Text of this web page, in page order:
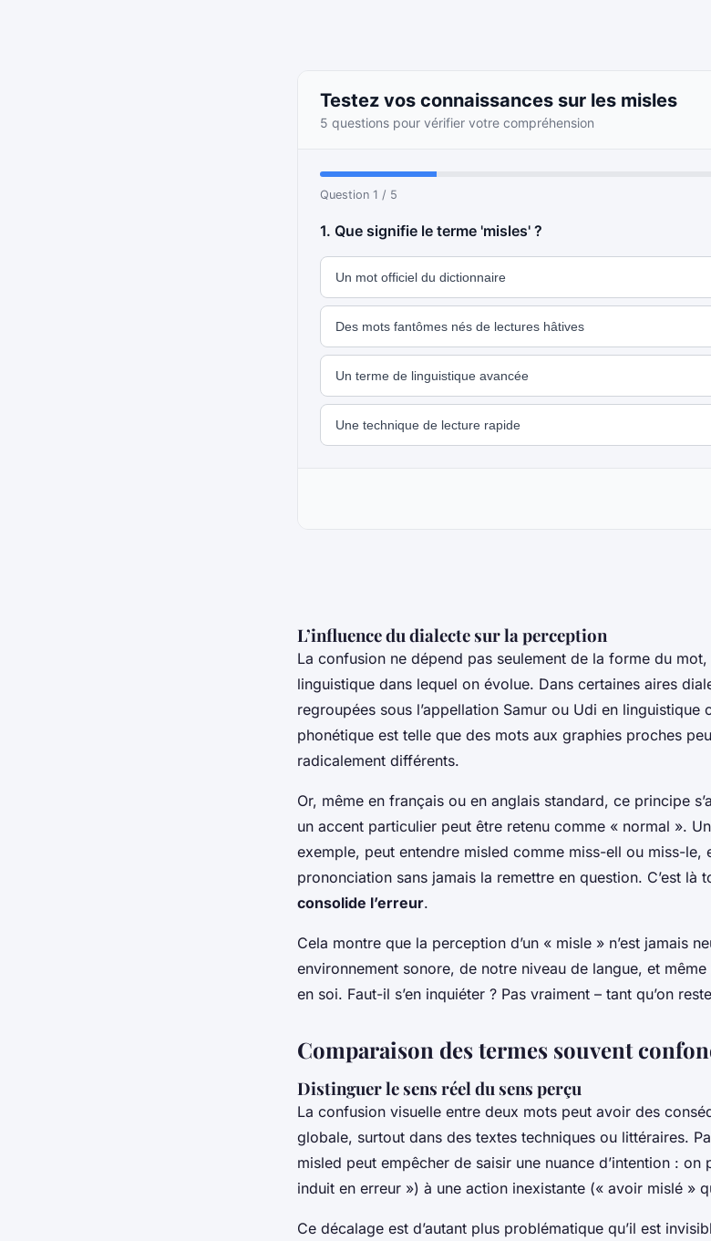
L’influence du dialecte sur la perception
La confusion ne dépend pas seulement de la forme du
linguistique dans lequel on évolue. Dans certaines aires
regroupées sous l’appellation Samur ou Udi en linguistique
phonétique est telle que des mots aux graphies proches
radicalement différents.
Or, même en français ou en anglais standard, ce principe
un accent particulier peut être retenu comme « normal ».
exemple, peut entendre misled comme miss-ell ou miss-le,
prononciation sans jamais la remettre en question. C’est là
consolide l’erreur.
Cela montre que la perception d’un « misle » n’est jamais
environnement sonore, de notre niveau de langue, et
en soi. Faut-il s’en inquiéter ? Pas vraiment – tant qu’on
Comparaison des termes souvent
Distinguer le sens réel du sens perçu
La confusion visuelle entre deux mots peut avoir des
globale, surtout dans des textes techniques ou littéraires.
misled peut empêcher de saisir une nuance d’intention : on
induit en erreur ») à une action inexistante (« avoir mislé »
Ce décalage est d’autant plus problématique qu’il est